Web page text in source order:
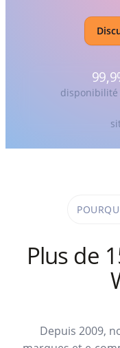
disponibilité
Plus de
Depuis 2009,